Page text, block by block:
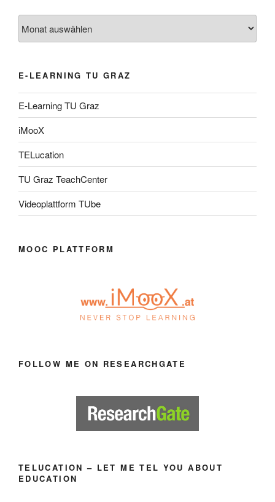
E-LEARNING TU GRAZ
E-Learning TU Graz
iMooX
TELucation
TU Graz TeachCenter
Videoplattform TUbe
MOOC PLATTFORM
FOLLOW ME ON RESEARCHGATE
TELUCATION – LET ME TEL YOU ABOUT
EDUCATION